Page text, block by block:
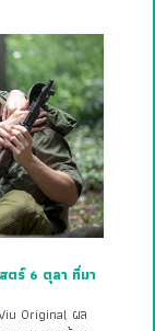
ตร์ 6 ตุลา ที่มา
Original ผล